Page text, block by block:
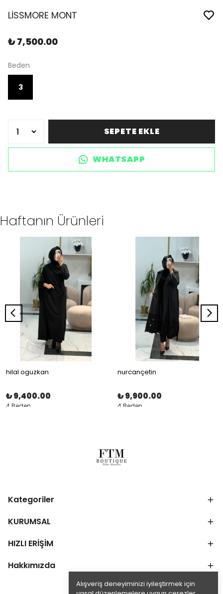
Alışveriş deneyiminizi iyileştirmek için
LİSSMORE MONT
₺ 7,500.00
Beden
3
SEPETE EKLE
WHATSAPP
Haftanın Ürünleri
hilal oguzkan
₺ 9,400.00
4 Beden
nurcançetin
₺ 9,900.00
4 Beden
Kategoriler
KURUMSAL
HIZLI ERİŞİM
Hakkımızda